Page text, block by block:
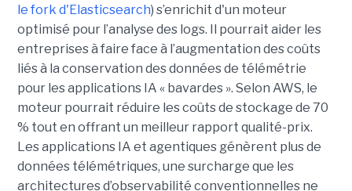
le fork d'Elasticsearch) s’enrichit d'un moteur
optimisé pour l’analyse des logs. Il pourrait aider les
entreprises à faire face à l’augmentation des coûts
liés à la conservation des données de télémétrie
pour les applications IA « bavardes ». Selon AWS, le
moteur pourrait réduire les coûts de stockage de 70
% tout en offrant un meilleur rapport qualité-prix.
Les applications IA et agentiques génèrent plus de
données télémétriques, une surcharge que les
architectures d’observabilité conventionnelles ne